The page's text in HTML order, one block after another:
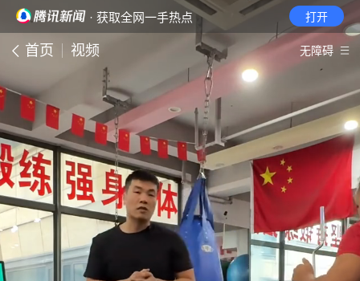
· 获取全网一手热点 打开
首页 视频 无障碍